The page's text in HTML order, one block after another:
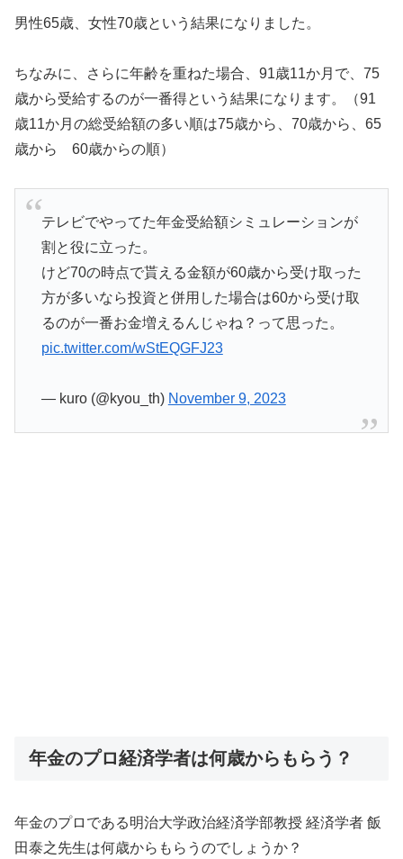
男性65歳、女性70歳という結果になりました。
ちなみに、さらに年齢を重ねた場合、91歳11か月で、75
歳から受給するのが一番得という結果になります。（91
歳11か月の総受給額の多い順は75歳から、70歳から、65
歳から 60歳からの順）
テレビでやってた年金受給額シミュレーションが
割と役に立った。
けど70の時点で貰える金額が60歳から受け取った
方が多いなら投資と併用した場合は60から受け取
るのが一番お金増えるんじゃね？って思った。
pic.twitter.com/wStEQGFJ23
— kuro (@kyou_th) November 9, 2023
年金のプロ経済学者は何歳からもらう？
年金のプロである明治大学政治経済学部教授 経済学者 飯
田泰之先生は何歳からもらうのでしょうか？